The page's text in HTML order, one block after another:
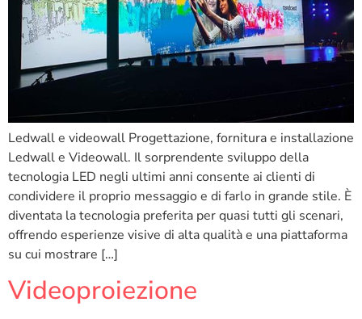
Ledwall e videowall Progettazione, fornitura e installazione
Ledwall e Videowall. Il sorprendente sviluppo della
tecnologia LED negli ultimi anni consente ai clienti di
condividere il proprio messaggio e di farlo in grande stile. È
diventata la tecnologia preferita per quasi tutti gli scenari,
offrendo esperienze visive di alta qualità e una piattaforma
su cui mostrare […]
Videoproiezione